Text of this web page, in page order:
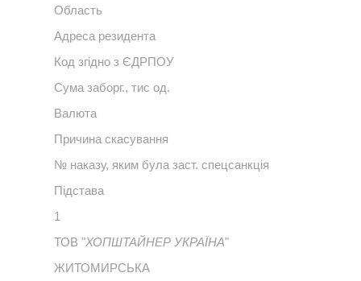
Область
Адреса резидента
Код згідно з ЄДРПОУ
Сума заборг., тис од.
Валюта
Причина скасування
№ наказу, яким була заст. спецсанкція
Підстава
1
ТОВ "ХОПШТАЙНЕР УКРАЇНА"
ЖИТОМИРСЬКА